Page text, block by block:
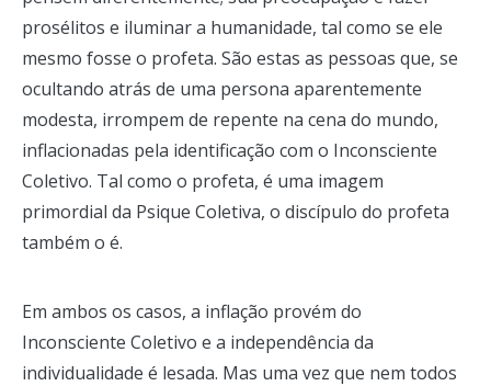
prosélitos e iluminar a humanidade, tal como se ele
mesmo fosse o profeta. São estas as pessoas que, se
ocultando atrás de uma persona aparentemente
modesta, irrompem de repente na cena do mundo,
inflacionadas pela identificação com o Inconsciente
Coletivo. Tal como o profeta, é uma imagem
primordial da Psique Coletiva, o discípulo do profeta
também o é.
Em ambos os casos, a inflação provém do
Inconsciente Coletivo e a independência da
individualidade é lesada. Mas uma vez que nem todos